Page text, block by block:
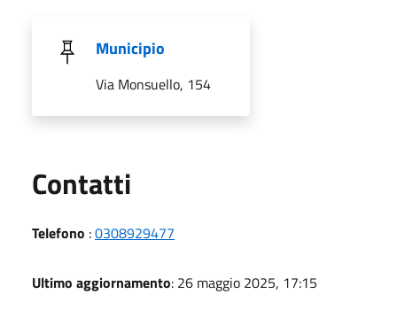
Municipio
Via Monsuello, 154
Contatti
Telefono :0308929477
Ultimo aggiornamento: 26 maggio 2025, 17:15